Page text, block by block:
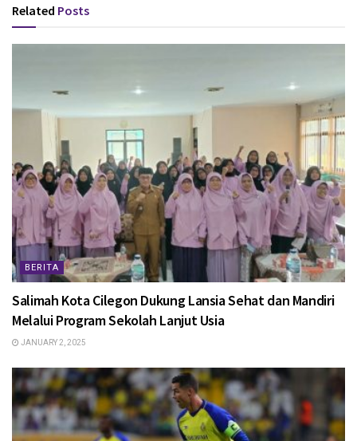
Related Posts
BERITA
Salimah Kota Cilegon Dukung Lansia Sehat dan Mandiri
Melalui Program Sekolah Lanjut Usia
JANUARY 2, 2025